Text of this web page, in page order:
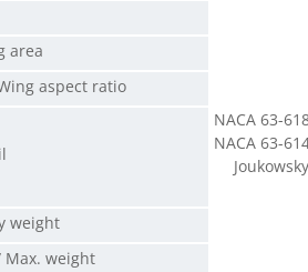
area
aspect ratio
NACA 63-
NACA 63-
weight
Max. weight